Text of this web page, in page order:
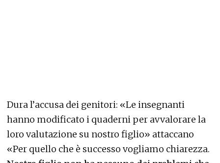
Dura l’accusa dei genitori: «Le insegnanti
hanno modificato i quaderni per avvalorare la
loro valutazione su nostro figlio» attaccano
«Per quello che è successo vogliamo chiarezza.